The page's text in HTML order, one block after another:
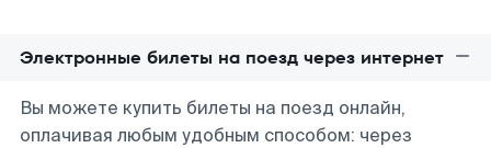
Электронные билеты на поезд через интернет
Вы можете купить билеты на поезд онлайн,
оплачивая любым удобным способом: через